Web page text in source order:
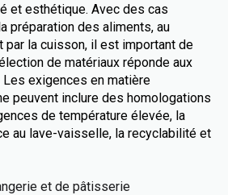
et esthétique. Avec des cas
préparation des aliments, au
par la cuisson, il est important de
de matériaux réponde aux
exigences en matière
peuvent inclure des homologations
de température élevée, la
au lave-vaisselle, la recyclabilité et
et de pâtisserie